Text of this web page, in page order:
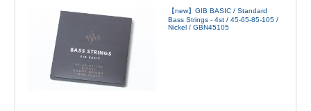
【new】GIB BASIC / Standard
Bass Strings - 4st / 45-65-85-105 /
Nickel / GBN45105